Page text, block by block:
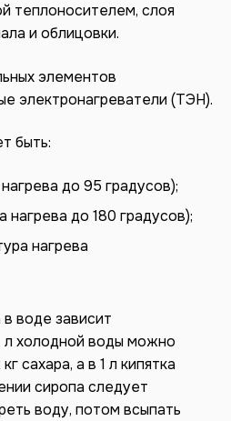
теплоносителем, слоя
и облицовки.
элементов
электронагреватели (ТЭН).
быть:
до 95 градусов);
до 180 градусов);
нагрева
воде зависит
л холодной воды можно
сахара, а в 1 л кипятка
сиропа следует
воду, потом всыпать